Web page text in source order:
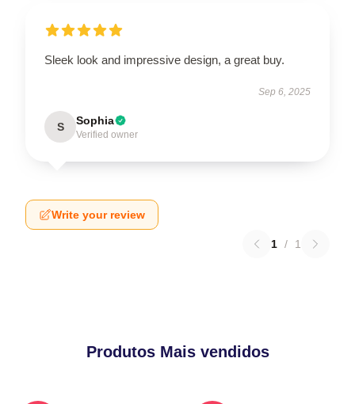
Sleek look and impressive design, a great buy.
Sep 6, 2025
S Sophia
Verified owner
Write your review
1 / 1
Produtos Mais vendidos